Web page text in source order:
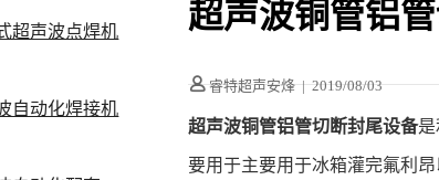
超声波点焊机
自动化焊接机
超声波铜管铝
睿特超声安烽 | 2019/08/03
超声波铜管铝管切断封尾设备
要用于主要用于冰箱灌完氟利